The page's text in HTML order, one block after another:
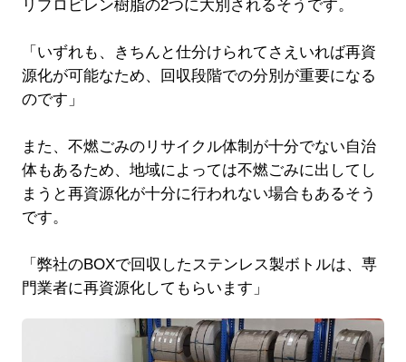
リプロピレン樹脂の2つに大別されるそうです。
「いずれも、きちんと仕分けられてさえいれば再資
源化が可能なため、回収段階での分別が重要になる
のです」
また、不燃ごみのリサイクル体制が十分でない自治
体もあるため、地域によっては不燃ごみに出してし
まうと再資源化が十分に行われない場合もあるそう
です。
「弊社のBOXで回収したステンレス製ボトルは、専
門業者に再資源化してもらいます」